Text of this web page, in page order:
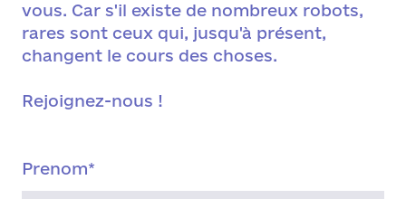
vous. Car s'il existe de nombreux robots,
rares sont ceux qui, jusqu'à présent,
changent le cours des choses.
Rejoignez-nous !
Prenom*